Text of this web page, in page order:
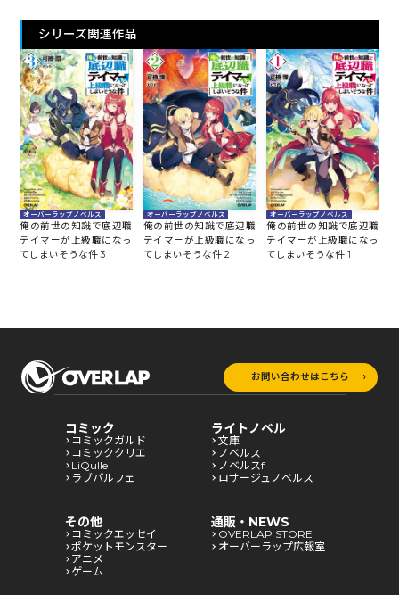
シリーズ関連作品
オーバーラップノベルス
俺の前世の知識で底辺職
テイマーが上級職になっ
てしまいそうな件 3
オーバーラップノベルス
俺の前世の知識で底辺職
テイマーが上級職になっ
てしまいそうな件 2
オーバーラップノベルス
俺の前世の知識で底辺職
テイマーが上級職になっ
てしまいそうな件 1
お問い合わせはこちら
コミック
コミックガルド
コミッククリエ
LiQulle
ラブパルフェ
ライトノベル
文庫
ノベルス
ノベルスf
ロサージュノベルス
その他
コミックエッセイ
ポケットモンスター
アニメ
ゲーム
通販・NEWS
OVERLAP STORE
オーバーラップ広報室